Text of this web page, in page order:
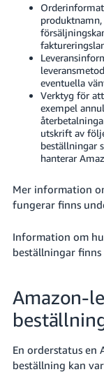
produktnamn,
eventuella
Verktyg för
exempel
utskrift av
beställningar
hanterar
Mer information
fungerar finns
Information om
beställningar finns
Amazon-
En orderstatus en
beställning kan